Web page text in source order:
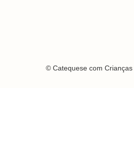
© Catequese com